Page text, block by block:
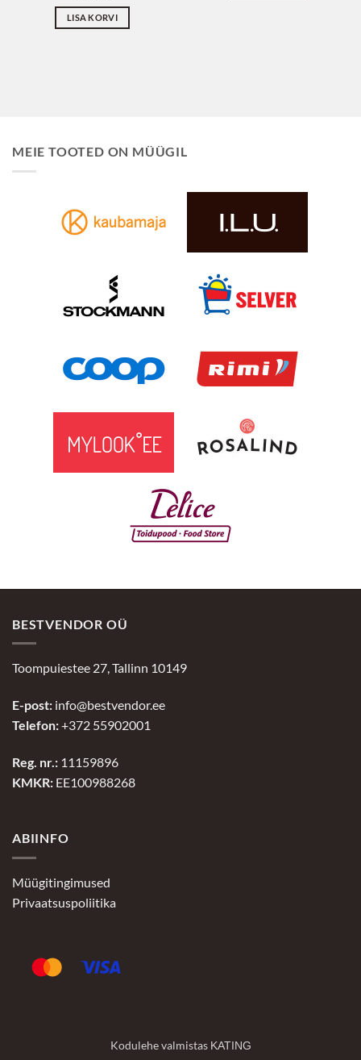
LISA KORVI
MEIE TOOTED ON MÜÜGIL
BESTVENDOR OÜ
Toompuiestee 27, Tallinn 10149
E-post: info@bestvendor.ee
Telefon:+372 55902001
Reg. nr.: 11159896
KMKR: EE100988268
ABIINFO
Müügitingimused
Privaatsuspoliitika
Kodulehe valmistas KATING